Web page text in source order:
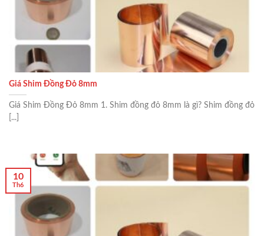
Giá Shim Đồng Đỏ 8mm
Giá Shim Đồng Đỏ 8mm 1. Shim đồng đỏ 8mm là gì? Shim đồng đỏ
[...]
10
Th6